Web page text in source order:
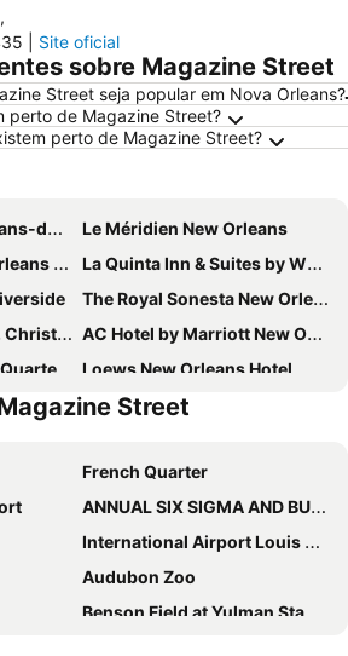
,
Site oficial
sobre Magazine Street
Street seja popular em Nova Orleans?
perto de Magazine Street?
perto de Magazine Street?
By Ihg
Le Méridien New Orleans
By Ihg
La Quinta Inn & Suites by Wyndham New Orleans Downtown
The Royal Sonesta New Orleans
Hotel
AC Hotel by Marriott New Orleans French Quarter
Orleans
Loews New Orleans Hotel
By Ihg
Sheraton New Orleans Hotel
Quarter
St Charles Inn, Superior Hotel
Hotel Monteleone
DoubleTree by Hilton New Orleans
Omni Royal Orleans
Wyndham Garden Baronne Plaza New Orleans
Street
French Quarter
ANNUAL SIX SIGMA AND BUSINESS IMPROVEMENT IN HEALTHCARE SUMMIT
International Airport Louis Armstrong New Orleans
Audubon Zoo
Benson Field at Yulman Stadium